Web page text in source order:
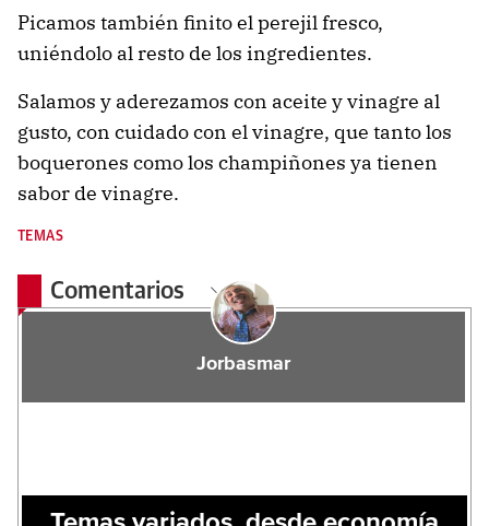
Picamos también finito el perejil fresco,
uniéndolo al resto de los ingredientes.
Salamos y aderezamos con aceite y vinagre al
gusto, con cuidado con el vinagre, que tanto los
boquerones como los champiñones ya tienen
sabor de vinagre.
TEMAS
Comentarios
Jorbasmar